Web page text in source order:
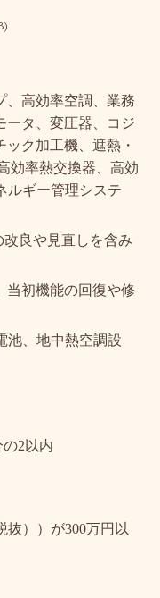
高効率空調、業務
ータ、変圧器、コジ
ク加工機、遮熱・
効率熱交換器、高効
ルギー管理システ
良や見直しを含み
機能の回復や修
池、地中熱空調設
の2 以内
抜））が300万円以